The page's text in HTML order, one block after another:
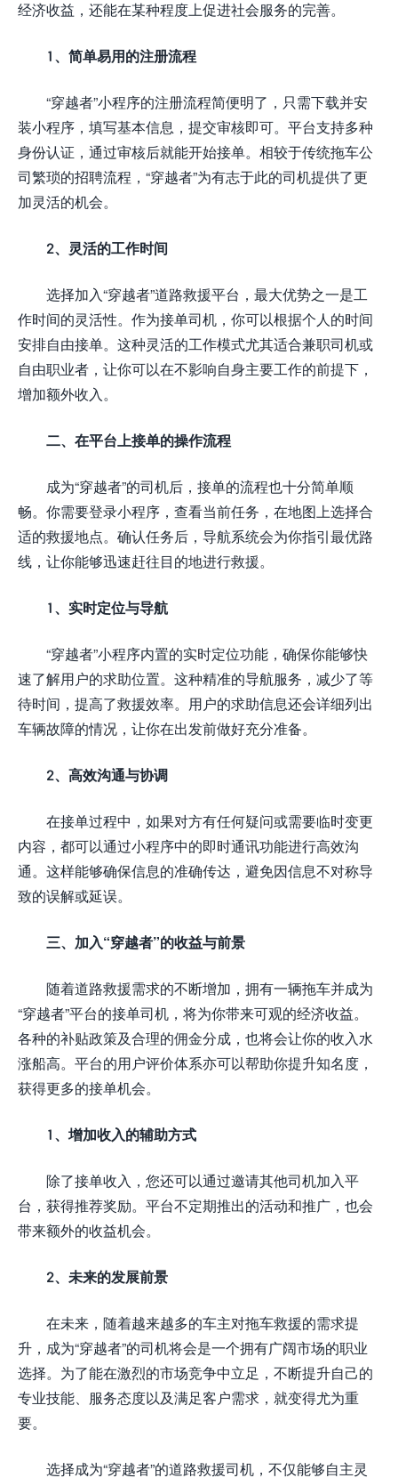
经济收益，还能在某种程度上促进社会服务的完善。
1、简单易用的注册流程
“穿越者”小程序的注册流程简便明了，只需下载并安
装小程序，填写基本信息，提交审核即可。平台支持多种
身份认证，通过审核后就能开始接单。相较于传统拖车公
司繁琐的招聘流程，“穿越者”为有志于此的司机提供了更
加灵活的机会。
2、灵活的工作时间
选择加入“穿越者”道路救援平台，最大优势之一是工
作时间的灵活性。作为接单司机，你可以根据个人的时间
安排自由接单。这种灵活的工作模式尤其适合兼职司机或
自由职业者，让你可以在不影响自身主要工作的前提下，
增加额外收入。
二、在平台上接单的操作流程
成为“穿越者”的司机后，接单的流程也十分简单顺
畅。你需要登录小程序，查看当前任务，在地图上选择合
适的救援地点。确认任务后，导航系统会为你指引最优路
线，让你能够迅速赶往目的地进行救援。
1、实时定位与导航
“穿越者”小程序内置的实时定位功能，确保你能够快
速了解用户的求助位置。这种精准的导航服务，减少了等
待时间，提高了救援效率。用户的求助信息还会详细列出
车辆故障的情况，让你在出发前做好充分准备。
2、高效沟通与协调
在接单过程中，如果对方有任何疑问或需要临时变更
内容，都可以通过小程序中的即时通讯功能进行高效沟
通。这样能够确保信息的准确传达，避免因信息不对称导
致的误解或延误。
三、加入“穿越者”的收益与前景
随着道路救援需求的不断增加，拥有一辆拖车并成为
“穿越者”平台的接单司机，将为你带来可观的经济收益。
各种的补贴政策及合理的佣金分成，也将会让你的收入水
涨船高。平台的用户评价体系亦可以帮助你提升知名度，
获得更多的接单机会。
1、增加收入的辅助方式
除了接单收入，您还可以通过邀请其他司机加入平
台，获得推荐奖励。平台不定期推出的活动和推广，也会
带来额外的收益机会。
2、未来的发展前景
在未来，随着越来越多的车主对拖车救援的需求提
升，成为“穿越者”的司机将会是一个拥有广阔市场的职业
选择。为了能在激烈的市场竞争中立足，不断提升自己的
专业技能、服务态度以及满足客户需求，就变得尤为重
要。
选择成为“穿越者”的道路救援司机，不仅能够自主灵